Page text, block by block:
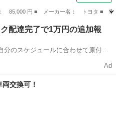
85,000 円 ■ メーカー名： トヨタ ■
配達完了で1万円の追加報
分のスケジュールに合わせて原付や
Ad
交換可！